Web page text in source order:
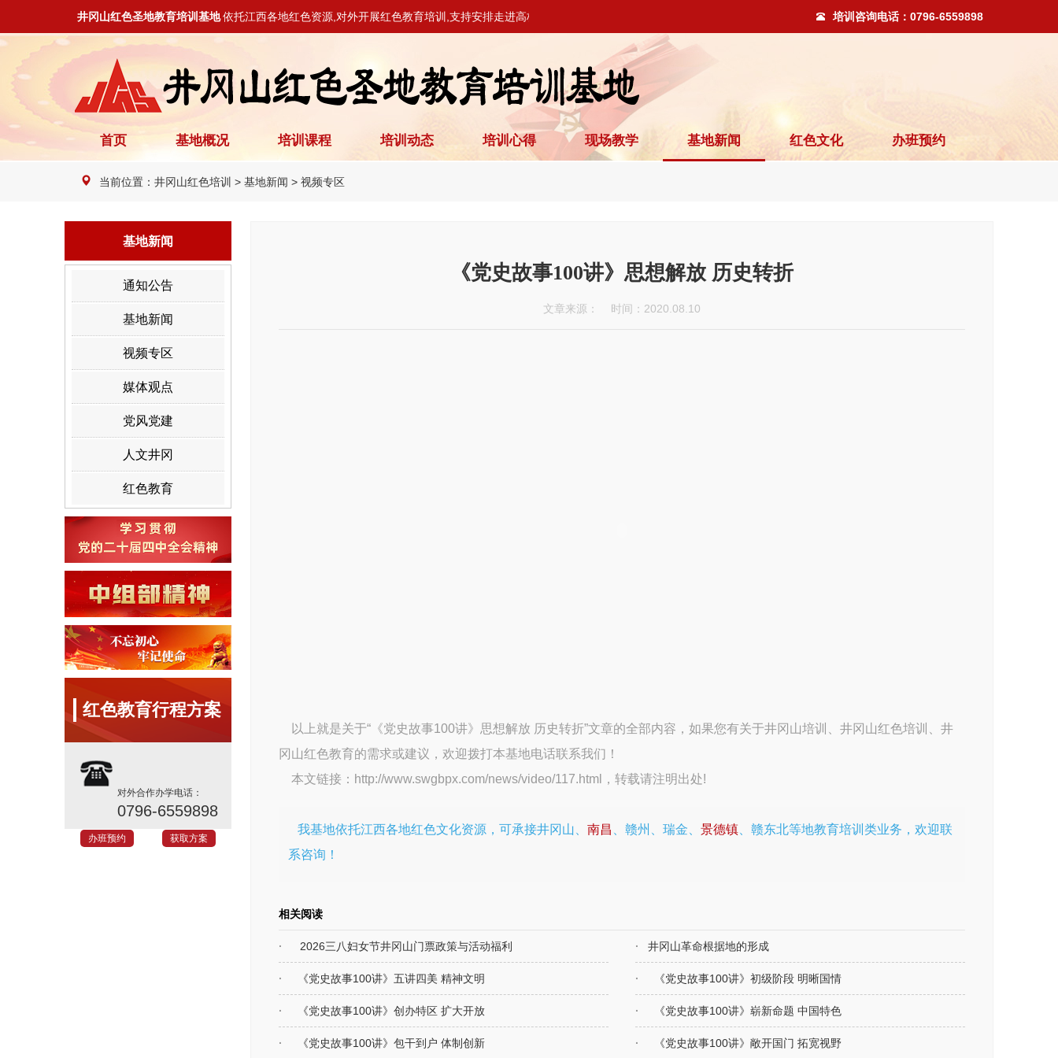
井冈山红色圣地教育培训基地依托江西各地红色资源,对外开展红色教育培训,支持安排走进高校、党校开展教学活动。 培训咨询电话： 0796-6559898
首页 基地概况 培训课程 培训动态 培训心得 现场教学 基地新闻 红色文化 办班预约
当前位置： 井冈山红色培训 > 基地新闻 > 视频专区
基地新闻
通知公告
基地新闻
视频专区
媒体观点
党风党建
人文井冈
红色教育
红色教育行程方案
对外合作办学电话：
0796-6559898
办班预约 获取方案
《党史故事100讲》思想解放 历史转折
文章来源： 时间：2020.08.10
以上就是关于“《党史故事100讲》思想解放 历史转折”文章的全部内容，如果您有关于井冈山培训 、井冈山红色培训 、井
冈山红色教育的需求或建议，欢迎拨打本基地电话联系我们！
本文链接： http://www.swgbpx.com/news/video/117.html ，转载请注明出处!
我基地依托江西各地红色文化资源，可承接井冈山、南昌 、赣州、瑞金、景德镇 、赣东北等地教育培训类业务，欢迎联
系咨询！
相关阅读
2026三八妇女节井冈山门票政策与活动福利 井冈山革命根据地的形成
《党史故事100讲》五讲四美 精神文明 《党史故事100讲》初级阶段 明晰国情
《党史故事100讲》创办特区 扩大开放 《党史故事100讲》崭新命题 中国特色
《党史故事100讲》包干到户 体制创新 《党史故事100讲》敞开国门 拓宽视野